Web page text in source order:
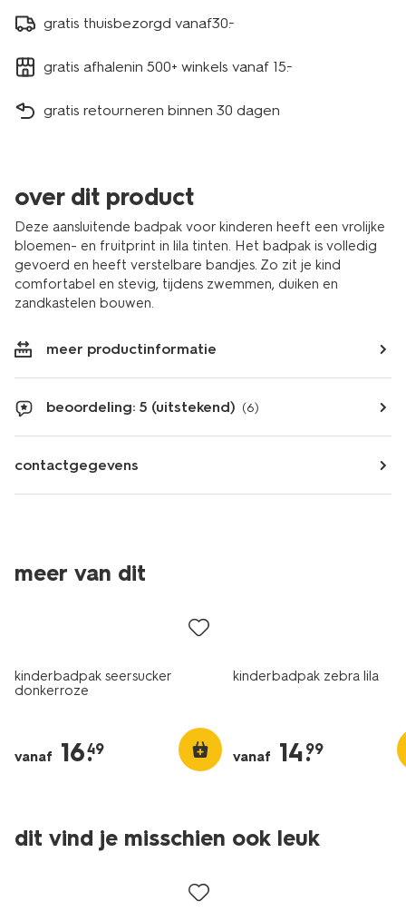
gratis thuisbezorgd vanaf30.-
gratis afhalenin 500+ winkels vanaf 15.-
gratis retourneren binnen 30 dagen
over dit product
Deze aansluitende badpak voor kinderen heeft een vrolijke
bloemen- en fruitprint in lila tinten. Het badpak is volledig
gevoerd en heeft verstelbare bandjes. Zo zit je kind
comfortabel en stevig, tijdens zwemmen, duiken en
zandkastelen bouwen.
meer productinformatie
beoordeling: 5 (uitstekend) (6)
contactgegevens
meer van dit
kinderbadpak seersucker
donkerroze
vanaf 16.
49
kinderbadpak zebra lila
vanaf 14.
99
dit vind je misschien ook leuk